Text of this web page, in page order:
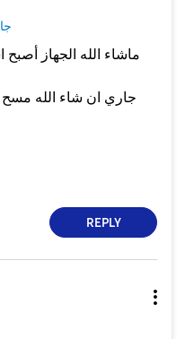
ماشاء الله الجهاز
جاري ان شاء الله
REPLY